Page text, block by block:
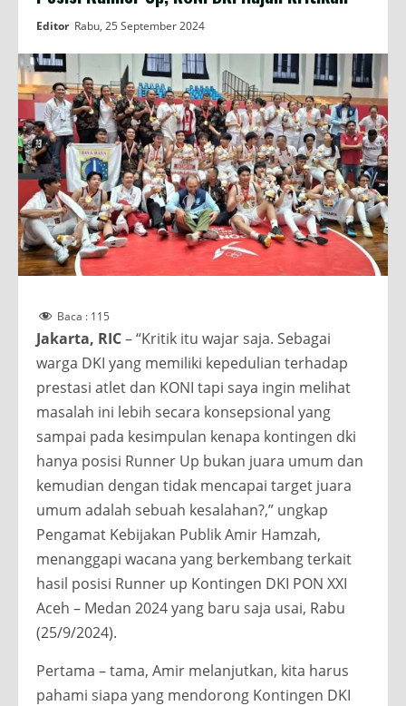
Editor Rabu, 25 September 2024
Baca : 115
Jakarta, RIC– “Kritik itu wajar saja. Sebagai
warga DKI yang memiliki kepedulian terhadap
prestasi atlet dan KONI tapi saya ingin melihat
masalah ini lebih secara konsepsional yang
sampai pada kesimpulan kenapa kontingen dki
hanya posisi Runner Up bukan juara umum dan
kemudian dengan tidak mencapai target juara
umum adalah sebuah kesalahan?,” ungkap
Pengamat Kebijakan Publik Amir Hamzah,
menanggapi wacana yang berkembang terkait
hasil posisi Runner up Kontingen DKI PON XXI
Aceh – Medan 2024 yang baru saja usai, Rabu
(25/9/2024).
Pertama – tama, Amir melanjutkan, kita harus
pahami siapa yang mendorong Kontingen DKI